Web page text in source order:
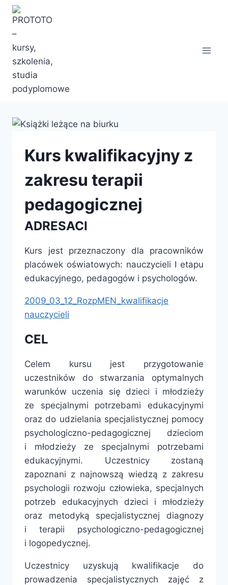
Przejdź
treści
Kurs kwalifikacyjny z
zakresu terapii
pedagogicznej
ADRESACI
Kurs jest przeznaczony dla pracowników
placówek oświatowych: nauczycieli I etapu
edukacyjnego, pedagogów i psychologów.
2009_03_12_RozpMEN_kwalifikacje
nauczycieli
CEL
Celem kursu jest przygotowanie
uczestników do stwarzania optymalnych
warunków uczenia się dzieci i młodzieży
ze specjalnymi potrzebami edukacyjnymi
oraz do udzielania specjalistycznej pomocy
psychologiczno-pedagogicznej dzieciom
i młodzieży ze specjalnymi potrzebami
edukacyjnymi. Uczestnicy zostaną
zapoznani z najnowszą wiedzą z zakresu
psychologii rozwoju człowieka, specjalnych
potrzeb edukacyjnych dzieci i młodzieży
oraz metodyką specjalistycznej diagnozy
i terapii psychologiczno-pedagogicznej
i logopedycznej.
Uczestnicy uzyskują kwalifikacje do
prowadzenia specjalistycznych zajęć z